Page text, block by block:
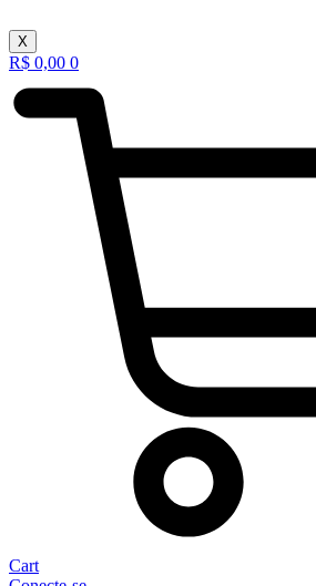
X
R$ 0,00 0
Cart